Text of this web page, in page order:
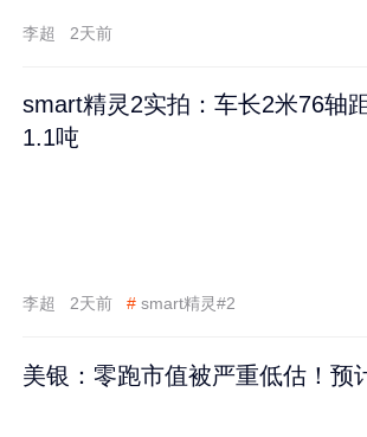
李超 2天前
smart精灵2实拍：车长2米76轴
1.1吨
李超 2天前 # smart精灵#2
美银：零跑市值被严重低估！预